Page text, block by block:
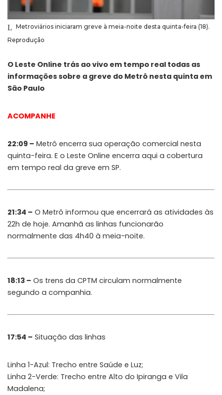
Metroviários iniciaram greve à meia-noite desta quinta-feira (18).
Reprodução
O Leste Online trás ao vivo em tempo real todas as
informações sobre a greve do Metrô nesta quinta em
São Paulo
ACOMPANHE
22:09 – Metrô encerra sua operação comercial nesta
quinta-feira. E o Leste Online encerra aqui a cobertura
em tempo real da greve em SP.
21:34 – O Metrô informou que encerrará as atividades às
22h de hoje. Amanhã as linhas funcionarão
normalmente das 4h40 à meia-noite.
18:13 – Os trens da CPTM circulam normalmente
segundo a companhia.
17:54 – Situação das linhas
Linha 1-Azul: Trecho entre Saúde e Luz;
Linha 2-Verde: Trecho entre Alto do Ipiranga e Vila
Madalena;